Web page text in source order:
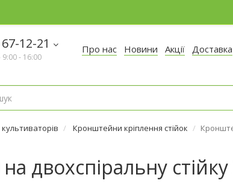
12-21
9:00 - 16:00
Про нас Новини Акції Доставка
Кронштейни кріплення стійок
двохспіральну